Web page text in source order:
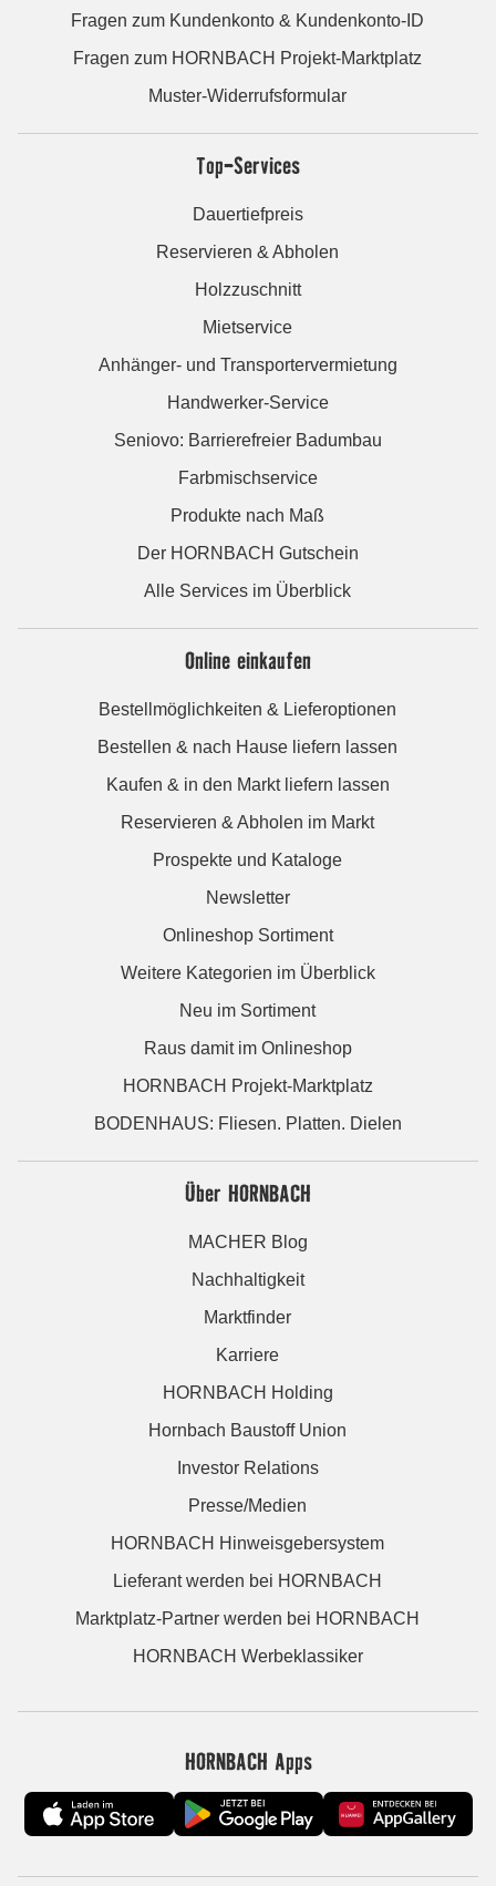
Fragen zum Kundenkonto & Kundenkonto-ID
Fragen zum HORNBACH Projekt-Marktplatz
Muster-Widerrufsformular
Top-Services
Dauertiefpreis
Reservieren & Abholen
Holzzuschnitt
Mietservice
Anhänger- und Transportervermietung
Handwerker-Service
Seniovo: Barrierefreier Badumbau
Farbmischservice
Produkte nach Maß
Der HORNBACH Gutschein
Alle Services im Überblick
Online einkaufen
Bestellmöglichkeiten & Lieferoptionen
Bestellen & nach Hause liefern lassen
Kaufen & in den Markt liefern lassen
Reservieren & Abholen im Markt
Prospekte und Kataloge
Newsletter
Onlineshop Sortiment
Weitere Kategorien im Überblick
Neu im Sortiment
Raus damit im Onlineshop
HORNBACH Projekt-Marktplatz
BODENHAUS: Fliesen. Platten. Dielen
Über HORNBACH
MACHER Blog
Nachhaltigkeit
Marktfinder
Karriere
HORNBACH Holding
Hornbach Baustoff Union
Investor Relations
Presse/Medien
HORNBACH Hinweisgebersystem
Lieferant werden bei HORNBACH
Marktplatz-Partner werden bei HORNBACH
HORNBACH Werbeklassiker
HORNBACH Apps